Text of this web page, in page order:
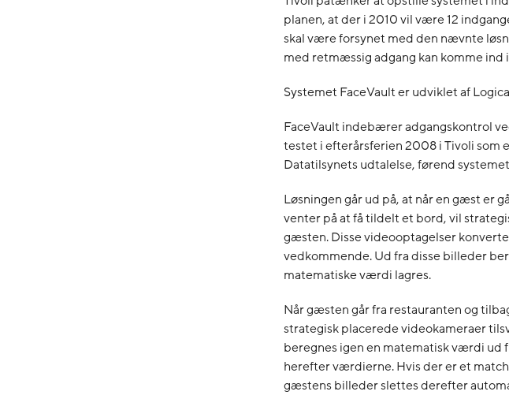
planen, at der i 2010 vil være 12
skal være forsynet med den nævnte
med retmæssig adgang kan komme ind
Systemet FaceVault er udviklet af
FaceVault indebærer adgangskontrol
testet i efterårsferien 2008 i Tivoli som
Datatilsynets udtalelse, førend
Løsningen går ud på, at når en gæst er
venter på at få tildelt et bord, vil
gæsten. Disse videooptagelser
vedkommende. Ud fra disse billeder
matematiske værdi lagres.
Når gæsten går fra restauranten og
strategisk placerede videokameraer
beregnes igen en matematisk værdi ud
herefter værdierne. Hvis der er et
gæstens billeder slettes derefter